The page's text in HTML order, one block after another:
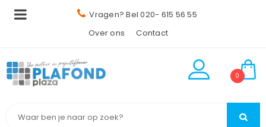
Vragen? Bel 020- 615 56 55
Over ons
Contact
0